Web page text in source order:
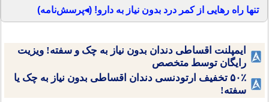
تنها راه رهایی از کمر درد بدون نیاز به دارو! (◂پرسش‌نامه)
ایمپلنت اقساطی دندان بدون نیاز به چک و سفته! ویزیت
رایگان توسط متخصص
۵۰٪ تخفیف ارتودنسی دندان اقساطی بدون نیاز به چک یا
سفته!